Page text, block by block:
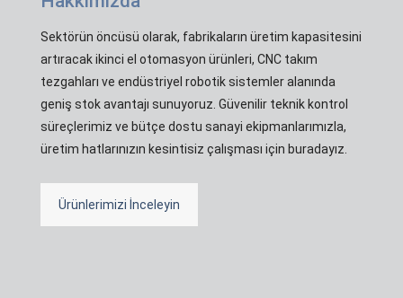
Sektörün öncüsü olarak, fabrikaların üretim kapasitesini
artıracak ikinci el otomasyon ürünleri, CNC takım
tezgahları ve endüstriyel robotik sistemler alanında
geniş stok avantajı sunuyoruz. Güvenilir teknik kontrol
süreçlerimiz ve bütçe dostu sanayi ekipmanlarımızla,
üretim hatlarınızın kesintisiz çalışması için buradayız.
Ürünlerimizi İnceleyin